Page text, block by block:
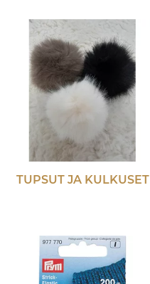
TUPSUT JA KULKUSET